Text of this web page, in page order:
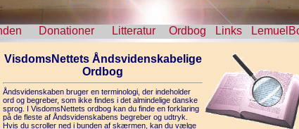
Donationer Litteratur Ordbog Links
VisdomsNettets Åndsvidenskabelige
Ordbog
Åndsvidenskaben bruger en terminologi, der indeholder
ord og begreber, som ikke findes i det almindelige danske
sprog. I VisdomsNettets ordbog kan du finde en forklaring
på de fleste af Åndsvidenskabens begreber og udtryk.
Hvis du scroller ned i bunden af skærmen, kan du vælge